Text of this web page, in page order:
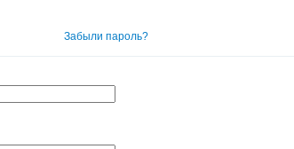
Забыли пароль?